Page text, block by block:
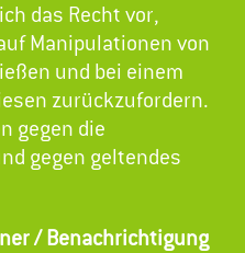
das Recht vor,
Manipulationen von
und bei einem
zurückzufordern.
gegen die
gegen geltendes
/ Benachrichtigung